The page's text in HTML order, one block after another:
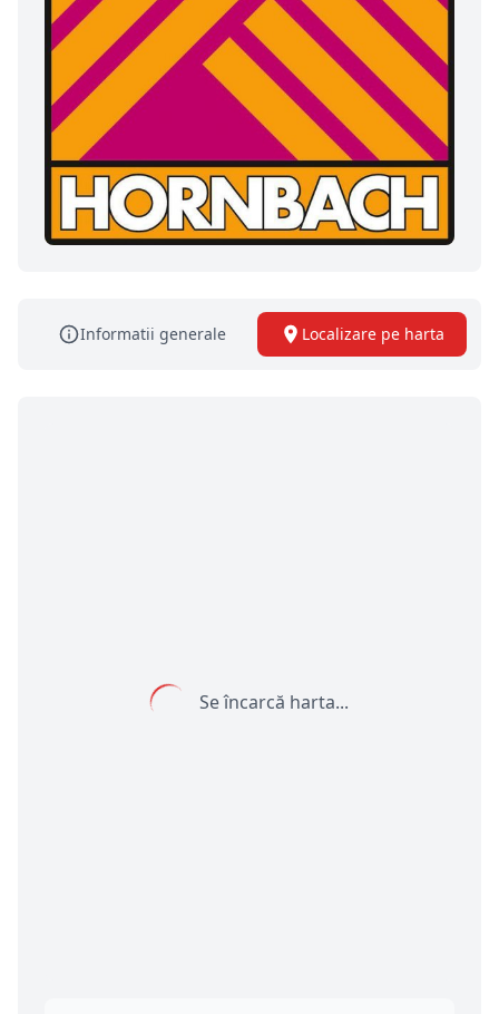
Informatii generale Localizare pe harta
Se încarcă harta...